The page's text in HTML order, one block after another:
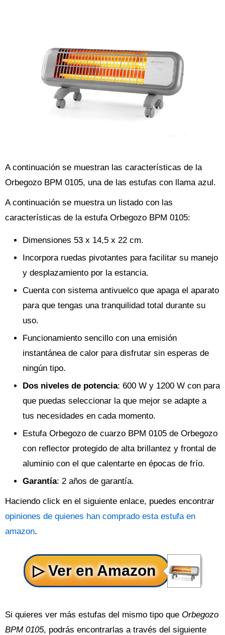
A continuación se muestran las características de la
Orbegozo BPM 0105, una de las estufas con llama azul.
A continuación se muestra un listado con las
características de la estufa Orbegozo BPM 0105:
Dimensiones 53 x 14,5 x 22 cm.
Incorpora ruedas pivotantes para facilitar su manejo
y desplazamiento por la estancia.
Cuenta con sistema antivuelco que apaga el aparato
para que tengas una tranquilidad total durante su
uso.
Funcionamiento sencillo con una emisión
instantánea de calor para disfrutar sin esperas de
ningún tipo.
Dos niveles de potencia: 600 W y 1200 W con para
que puedas seleccionar la que mejor se adapte a
tus necesidades en cada momento.
Estufa Orbegozo de cuarzo BPM 0105 de Orbegozo
con reflector protegido de alta brillantez y frontal de
aluminio con el que calentarte en épocas de frío.
Garantía: 2 años de garantía.
Haciendo click en el siguiente enlace, puedes encontrar
opiniones de quienes han comprado esta estufa en
amazon.
Si quieres ver más estufas del mismo tipo que Orbegozo
BPM 0105, podrás encontrarlas a través del siguiente